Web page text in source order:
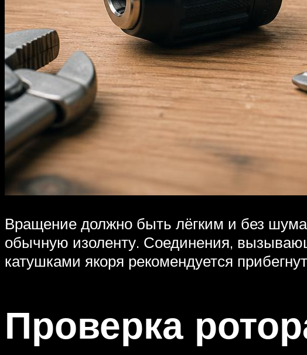
Вращение должно быть лёгким и без
обычную изоленту. Соединения,
катушками якоря рекомендуется
Проверка